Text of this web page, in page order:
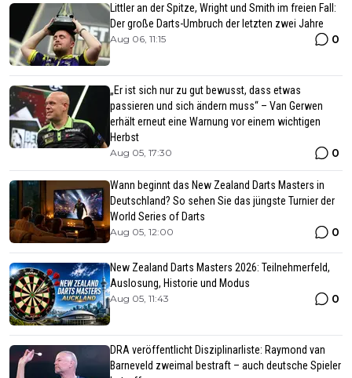
Littler an der Spitze, Wright und Smith im freien Fall:
Der große Darts-Umbruch der letzten zwei Jahre
Aug 06, 11:15 0
„Er ist sich nur zu gut bewusst, dass etwas
passieren und sich ändern muss“ – Van Gerwen
erhält erneut eine Warnung vor einem wichtigen
Herbst
Aug 05, 17:30 0
Wann beginnt das New Zealand Darts Masters in
Deutschland? So sehen Sie das jüngste Turnier der
World Series of Darts
Aug 05, 12:00 0
New Zealand Darts Masters 2026: Teilnehmerfeld,
Auslosung, Historie und Modus
Aug 05, 11:43 0
DRA veröffentlicht Disziplinarliste: Raymond van
Barneveld zweimal bestraft – auch deutsche Spieler